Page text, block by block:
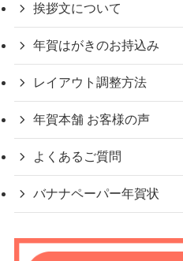
挨拶文について
年賀はがきのお持込み
レイアウト調整方法
年賀本舗 お客様の声
よくあるご質問
バナナペーパー年賀状